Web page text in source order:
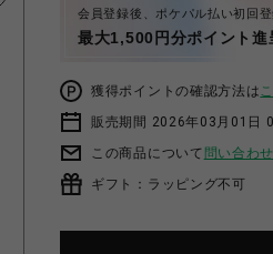
会員登録後、ポケパル払い初回
最大1,500円分ポイント進
獲得ポイントの確認方法は
販売期間 2026年03月01日
この商品について 問い合わ
ギフト：ラッピング不可